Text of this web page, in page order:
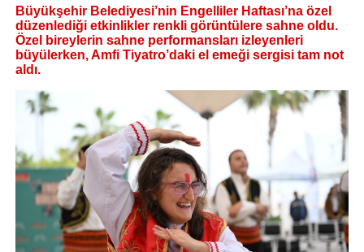
Büyükşehir Belediyesi’nin Engelliler Haftası’na özel
düzenlediği etkinlikler renkli görüntülere sahne oldu.
Özel bireylerin sahne performansları izleyenleri
büyülerken, Amfi Tiyatro’daki el emeği sergisi tam not
aldı.